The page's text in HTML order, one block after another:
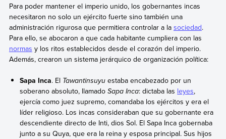
Para poder mantener el imperio unido, los gobernantes incas
necesitaron no solo un ejército fuerte sino también una
administración rigurosa que permitiera controlar a la sociedad.
Para ello, se abocaron a que cada habitante cumpliera con las
normas y los ritos establecidos desde el corazón del imperio.
Además, crearon un sistema jerárquico de organización política:
Sapa Inca. El Tawantinsuyu estaba encabezado por un
soberano absoluto, llamadoSapa Inca: dictaba las leyes,
ejercía como juez supremo, comandaba los ejércitos y era el
líder religioso. Los incas consideraban que su gobernante era
descendiente directo de Inti, dios Sol. El Sapa Inca gobernaba
junto a su Quya, que era la reina y esposa principal. Sus hijos